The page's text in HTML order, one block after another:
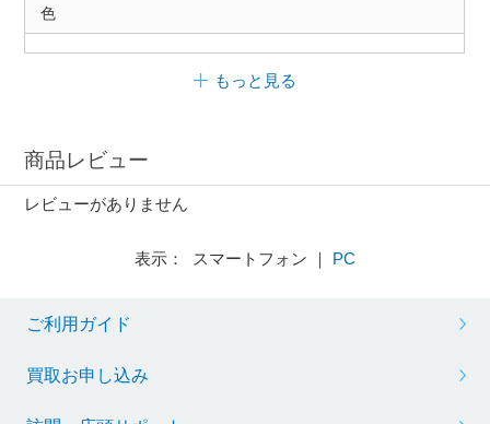
色
もっと見る
商品レビュー
レビューがありません
表示： スマートフォン ｜ PC
ご利用ガイド
買取お申し込み